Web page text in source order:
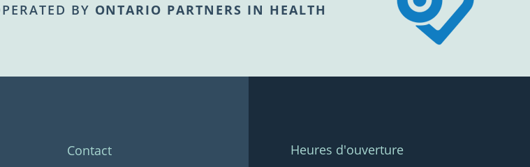
BY ONTARIO PARTNERS IN HEALTH
Contact Heures d'ouverture